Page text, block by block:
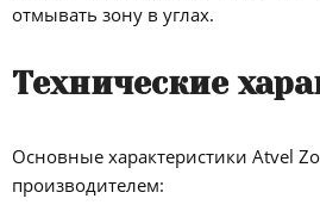
отмывать зону в углах.
Технические
Основные характеристики Atvel
производителем: